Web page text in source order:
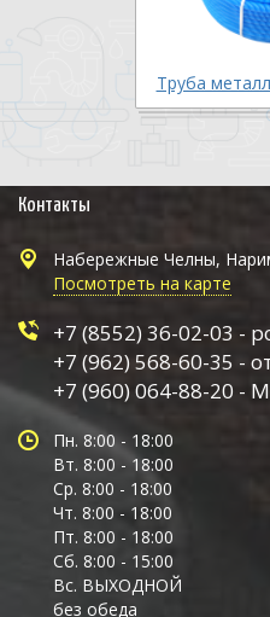
Труба
Контакты
Набережные Челны,
Посмотреть на карте
+7 (8552) 36-02-03 -
+7 (962) 568-60-35 -
+7 (960) 064-88-20 -
Пн. 8:00 - 18:00
Вт. 8:00 - 18:00
Ср. 8:00 - 18:00
Чт. 8:00 - 18:00
Пт. 8:00 - 18:00
Сб. 8:00 - 15:00
Вс. ВЫХОДНОЙ
без обеда